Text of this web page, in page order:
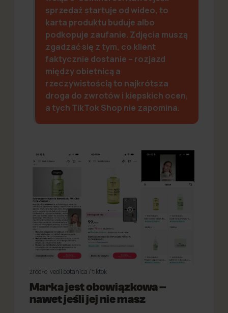
sprzedaż startuje od wideo, to
karta produktu buduje albo
podkopuje zaufanie. Zdjęcia muszą
zgadzać się z tym, co klient
faktycznie dostanie – rozjazd
między obietnicą a
rzeczywistością to najkrótsza
droga do zwrotów i kiepskich ocen,
a tych TikTok Shop nie zapomina.
źródło: veoli botanica / tiktok
Marka jest obowiązkowa –
nawet jeśli jej nie masz